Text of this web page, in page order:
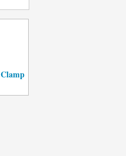
Clamp